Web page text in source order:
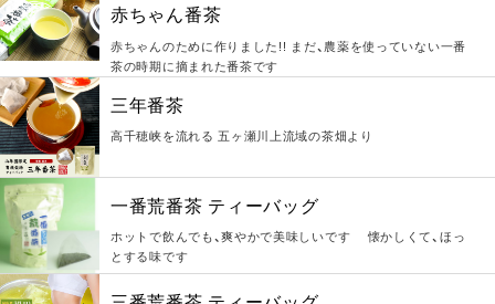
赤ちゃん番茶
赤ちゃんのために作りました!! まだ、農薬を使っていない一番
茶の時期に摘まれた番茶です
三年番茶
高千穂峡を流れる 五ヶ瀬川上流域の茶畑より
一番荒番茶 ティーバッグ
ホットで飲んでも、爽やかで美味しいです 懐かしくて、ほっ
とする味です